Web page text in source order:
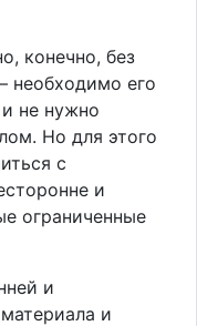
конечно, без
необходимо его
не нужно
Но для этого
с
и
ограниченные
и
и